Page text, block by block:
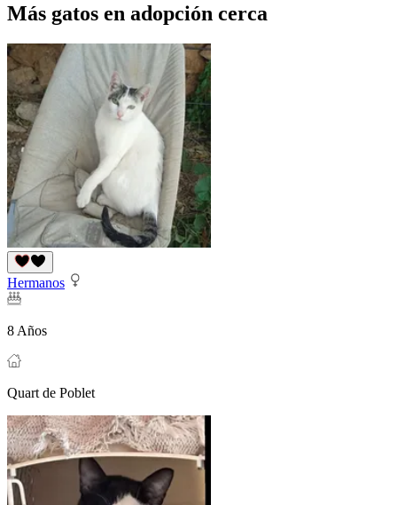
Más gatos en adopción cerca
Hermanos
8 Años
Quart de Poblet